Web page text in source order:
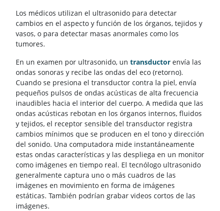
Los médicos utilizan el ultrasonido para detectar
cambios en el aspecto y función de los órganos, tejidos y
vasos, o para detectar masas anormales como los
tumores.
En un examen por ultrasonido, un transductor envía las
ondas sonoras y recibe las ondas del eco (retorno).
Cuando se presiona el transductor contra la piel, envía
pequeños pulsos de ondas acústicas de alta frecuencia
inaudibles hacia el interior del cuerpo. A medida que las
ondas acústicas rebotan en los órganos internos, fluidos
y tejidos, el receptor sensible del transductor registra
cambios mínimos que se producen en el tono y dirección
del sonido. Una computadora mide instantáneamente
estas ondas características y las despliega en un monitor
como imágenes en tiempo real. El tecnólogo ultrasonido
generalmente captura uno o más cuadros de las
imágenes en movimiento en forma de imágenes
estáticas. También podrían grabar videos cortos de las
imágenes.